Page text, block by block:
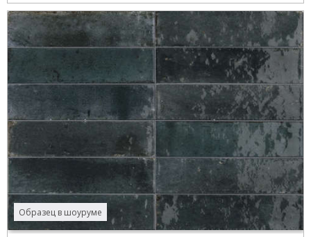
Образец в шоуруме